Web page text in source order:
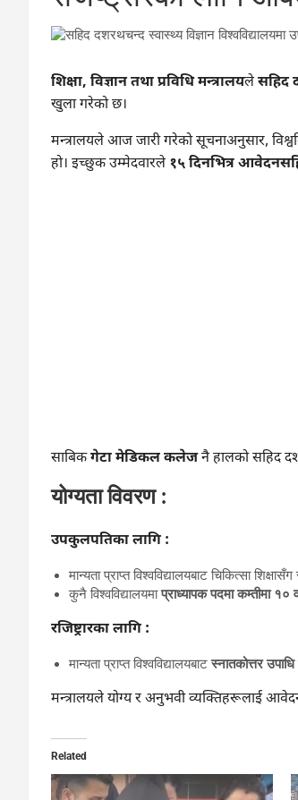
शिक्षा, विज्ञान तथा प्रविधि मन्त्रालयलेसहिद
खुला गरेको छ।
मन्त्रालयले आज जारी गरेको सूचनाअनुसार,
हो। इच्छुक उम्मेदवारले १५ दिनभित्र
साबिकगेटा मेडिकल कलेजनै हालको सहिद
योग्यता विवरण :
उपकुलपतिका लागि :
मान्यता प्राप्त विश्वविद्यालयबाट चिकित्सा
कुनै विश्वविद्यालयमाप्राध्यापक पदमा कम्तीमा १०
रजिष्ट्रारका लागि :
मान्यता प्राप्त विश्वविद्यालयबाटस्नातकोत्तर उपाधि
मन्त्रालयले योग्य र अनुभवी व्यक्तिहरूलाई
Related